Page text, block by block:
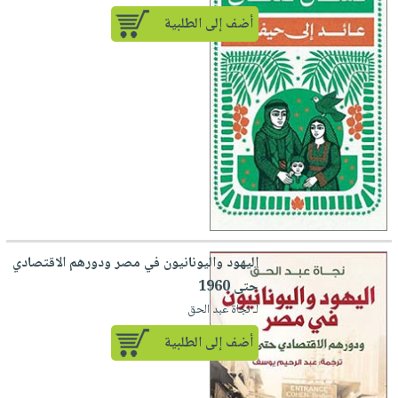
أضف إلى الطلبية
اليهود واليونانيون في مصر ودورهم الاقتصادي
حتى 1960
لـ نجاة عبد الحق
أضف إلى الطلبية